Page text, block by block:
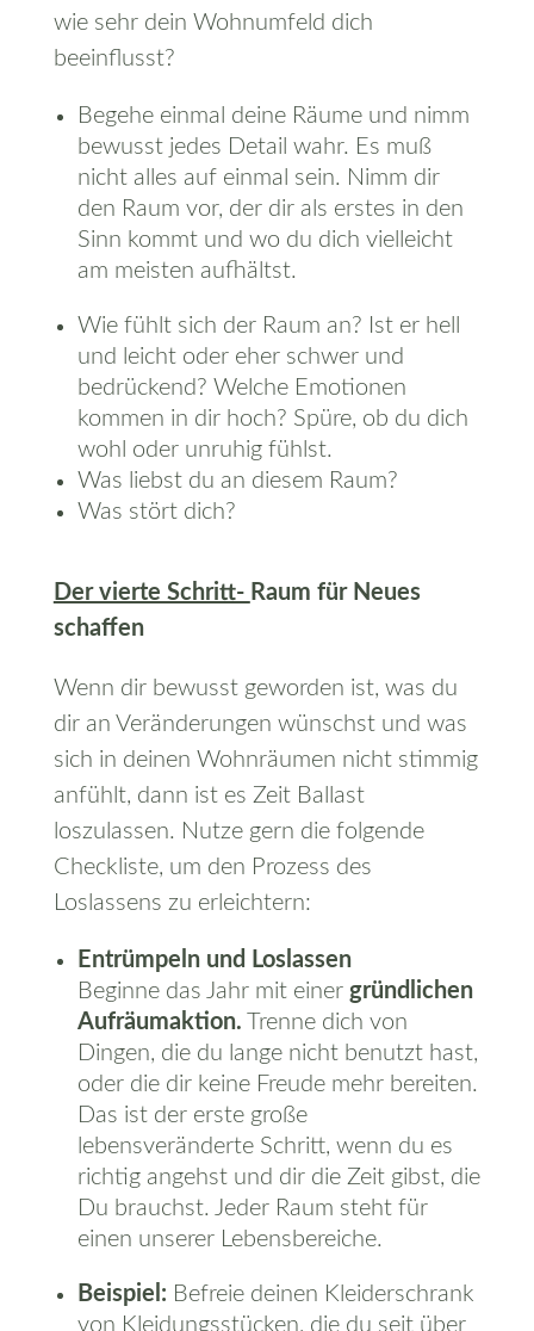
wie sehr dein Wohnumfeld dich
beeinflusst?
Begehe einmal deine Räume und nimm
bewusst jedes Detail wahr. Es muß
nicht alles auf einmal sein. Nimm dir
den Raum vor, der dir als erstes in den
Sinn kommt und wo du dich vielleicht
am meisten aufhältst.
Wie fühlt sich der Raum an? Ist er hell
und leicht oder eher schwer und
bedrückend? Welche Emotionen
kommen in dir hoch? Spüre, ob du dich
wohl oder unruhig fühlst.
Was liebst du an diesem Raum?
Was stört dich?
Der vierte Schritt- Raum für Neues
schaffen
Wenn dir bewusst geworden ist, was du
dir an Veränderungen wünschst und was
sich in deinen Wohnräumen nicht stimmig
anfühlt, dann ist es Zeit Ballast
loszulassen. Nutze gern die folgende
Checkliste, um den Prozess des
Loslassens zu erleichtern:
Entrümpeln und Loslassen
Beginne das Jahr mit einer gründlichen
Aufräumaktion. Trenne dich von
Dingen, die du lange nicht benutzt hast,
oder die dir keine Freude mehr bereiten.
Das ist der erste große
lebensveränderte Schritt, wenn du es
richtig angehst und dir die Zeit gibst, die
Du brauchst. Jeder Raum steht für
einen unserer Lebensbereiche.
Beispiel: Befreie deinen Kleiderschrank
von Kleidungsstücken, die du seit über